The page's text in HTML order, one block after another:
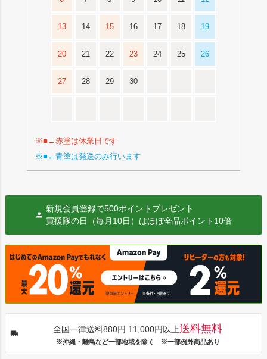
13 14 15 16 17 18 19
20 21 22 23 24 25 26
27 28 29 30
※■←赤塗は休業日です
※■←青塗は発送のみ行います
新規会員登録で500ポイントプレゼント
買援隊の日（毎月10日）はほぼ全品ポイント10倍
全国一律送料880円 11,000円以上送料無料
※沖縄・離島など一部地域を除く ※一部例外商品あり